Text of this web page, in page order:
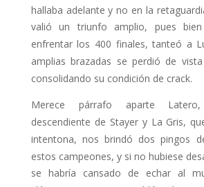
halla­ba adelante y no en la
valió un triunfo amplio, pues
enfrentar los 400 finales, tanteó a
amplias brazadas se perdió de
consolidando su condi­ción de crack.
Merece párrafo aparte
descendiente de Stayer y La Gris,
intentona, nos brindó dos pingos
estos campeones, y si no hubiese
se habría cansado de echar al